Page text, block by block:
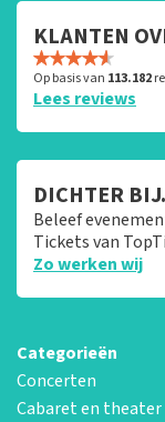
KLANTEN
Op basis van 113.182
Lees reviews
DICHTER
Beleef
Tickets van
Zo werken wij
Categorieën
Concerten
Cabaret en theater